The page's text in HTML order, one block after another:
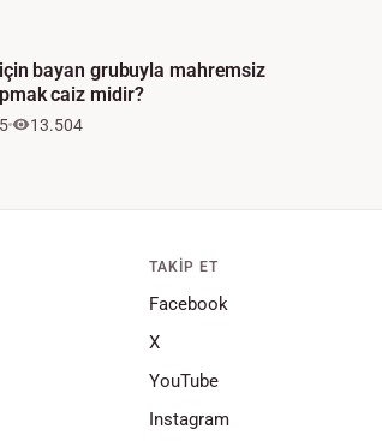
bayan grubuyla mahremsiz
caiz midir?
13.504
TAKIP ET
Facebook
X
YouTube
Instagram